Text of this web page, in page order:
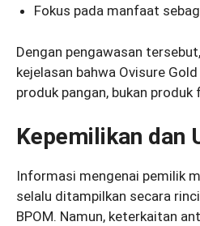
Fokus pada manfaat
Dengan pengawasan
kejelasan bahwa Ovisure
produk pangan, bukan produk
Kepemilikan dan
Informasi mengenai pemilik
selalu ditampilkan secara
BPOM. Namun, keterkaitan